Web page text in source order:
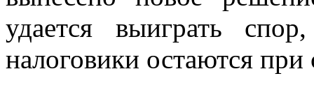
удается выиграть
налоговики остаются